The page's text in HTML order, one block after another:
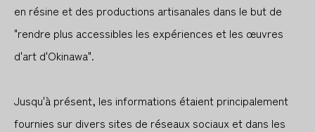
en résine et des productions artisanales dans le but de
"rendre plus accessibles les expériences et les œuvres
d'art d'Okinawa".
Jusqu'à présent, les informations étaient principalement
fournies sur divers sites de réseaux sociaux et dans les